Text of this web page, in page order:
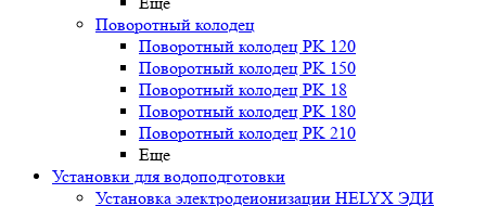
Поворотный колодец
Поворотный колодец PK 120
Поворотный колодец PK 150
Поворотный колодец PK 18
Поворотный колодец PK 180
Поворотный колодец PK 210
Еще
Установки для водоподготовки
Установка электродеионизации HELYX ЭДИ